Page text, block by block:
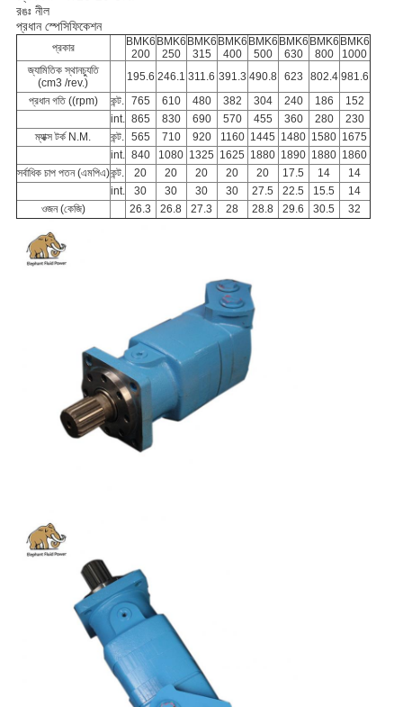
রঙঃ নীল
প্রধান স্পেসিফিকেশন
প্রকার
BMK6
200
BMK6
250
BMK6
315
BMK6
400
BMK6
500
BMK6
630
BMK6
800
BMK6
1000
জ্যামিতিক স্থানচ্যুতি
(cm3 /rev.)
195.6 246.1 311.6 391.3 490.8 623 802.4 981.6
প্রধান গতি ((rpm)
কন্ট. 765 610 480 382 304 240 186
152
int. 865 830 690 570 455 360 280
230
ম্যাক্স টর্ক N.M.
কন্ট. 565 710 920 1160 1445 1480 1580 1675
int. 840 1080 1325 1625 1880 1890 1880 1860
সর্বাধিক চাপ পতন (এমপিএ)কন্ট. 20 20 20 20 20 17.5 14
14
int.
30 30 30 30 27.5 22.5 15.5
14
ওজন (কেজি)
26.3 26.8 27.3 28 28.8 29.6 30.5 32